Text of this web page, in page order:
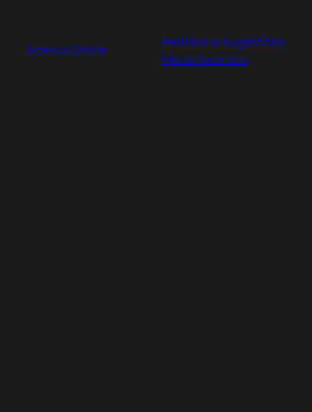
Acervo Online
Pedidos e sugestões
Meus favoritos